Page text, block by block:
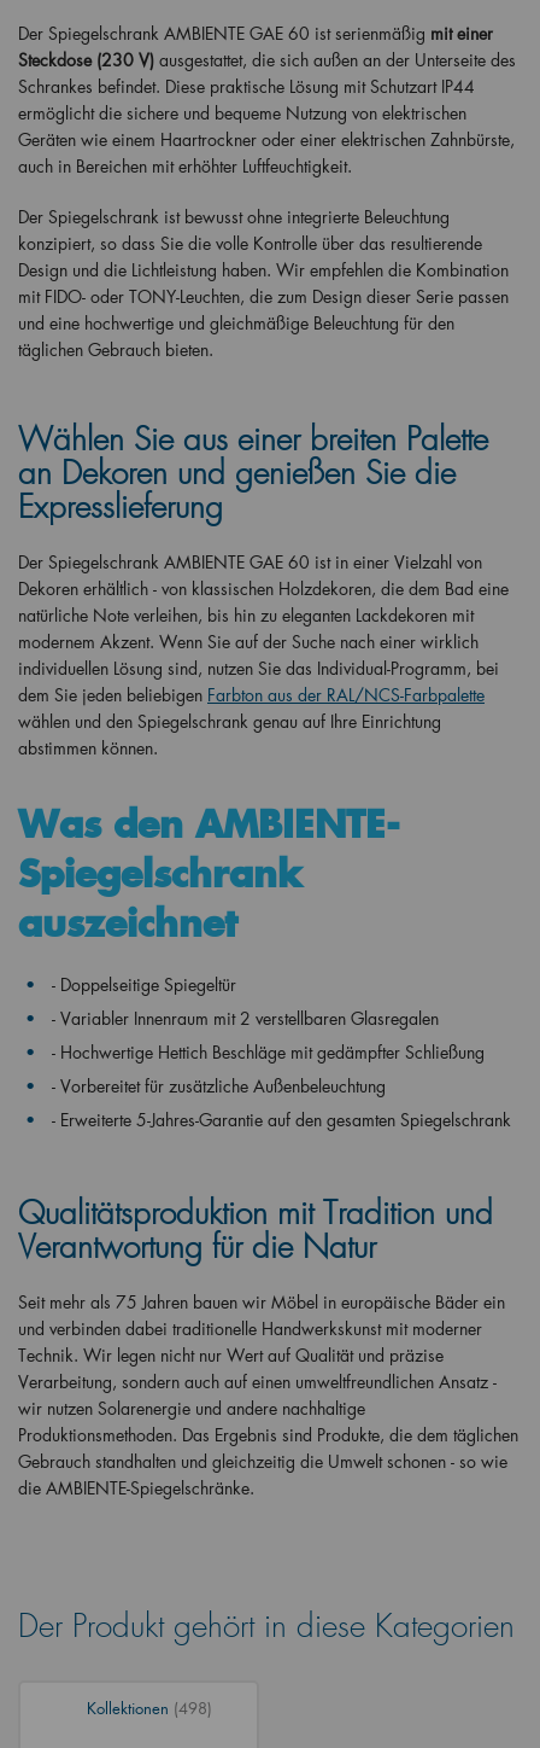
Der Spiegelschrank AMBIENTE GAE 60 ist serienmäßig mit einer
Steckdose (230 V) ausgestattet, die sich außen an der Unterseite des
Schrankes befindet. Diese praktische Lösung mit Schutzart IP44
ermöglicht die sichere und bequeme Nutzung von elektrischen
Geräten wie einem Haartrockner oder einer elektrischen Zahnbürste,
auch in Bereichen mit erhöhter Luftfeuchtigkeit.
Der Spiegelschrank ist bewusst ohne integrierte Beleuchtung
konzipiert, so dass Sie die volle Kontrolle über das resultierende
Design und die Lichtleistung haben. Wir empfehlen die Kombination
mit FIDO- oder TONY-Leuchten, die zum Design dieser Serie passen
und eine hochwertige und gleichmäßige Beleuchtung für den
täglichen Gebrauch bieten.
Wählen Sie aus einer breiten Palette
an Dekoren und genießen Sie die
Expresslieferung
Der Spiegelschrank AMBIENTE GAE 60 ist in einer Vielzahl von
Dekoren erhältlich - von klassischen Holzdekoren, die dem Bad eine
natürliche Note verleihen, bis hin zu eleganten Lackdekoren mit
modernem Akzent. Wenn Sie auf der Suche nach einer wirklich
individuellen Lösung sind, nutzen Sie das Individual-Programm, bei
dem Sie jeden beliebigen Farbton aus der RAL/NCS-Farbpalette
wählen und den Spiegelschrank genau auf Ihre Einrichtung
abstimmen können.
Was den AMBIENTE-
Spiegelschrank
auszeichnet
- Doppelseitige Spiegeltür
- Variabler Innenraum mit 2 verstellbaren Glasregalen
- Hochwertige Hettich Beschläge mit gedämpfter Schließung
- Vorbereitet für zusätzliche Außenbeleuchtung
- Erweiterte 5-Jahres-Garantie auf den gesamten Spiegelschrank
Qualitätsproduktion mit Tradition und
Verantwortung für die Natur
Seit mehr als 75 Jahren bauen wir Möbel in europäische Bäder ein
und verbinden dabei traditionelle Handwerkskunst mit moderner
Technik. Wir legen nicht nur Wert auf Qualität und präzise
Verarbeitung, sondern auch auf einen umweltfreundlichen Ansatz -
wir nutzen Solarenergie und andere nachhaltige
Produktionsmethoden. Das Ergebnis sind Produkte, die dem täglichen
Gebrauch standhalten und gleichzeitig die Umwelt schonen - so wie
die AMBIENTE-Spiegelschränke.
Der Produkt gehört in diese Kategorien
Kollektionen (498)